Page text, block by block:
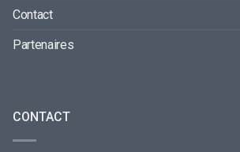
Contact
Partenaires
CONTACT